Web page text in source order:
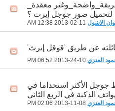
معقدة_
صور جوجل إيرث ؟
الاشول 12:38 AM
عن طريق 'قوقل إيرث'
العنزي 06:52 PM
جوجل الأكثر استخداما في
الذكية في الربع الثاني
العنزي 02:06 PM